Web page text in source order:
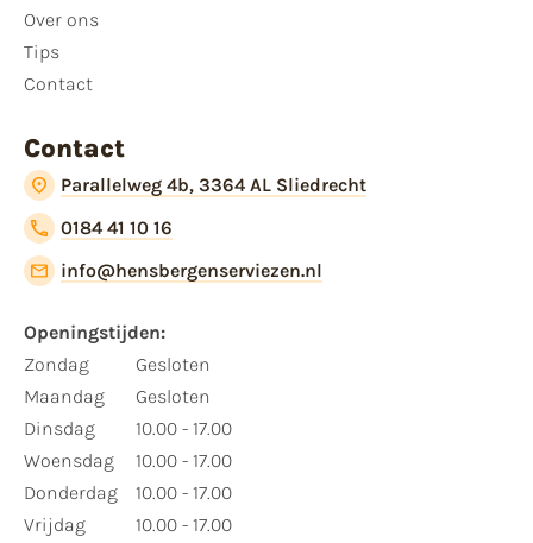
Over ons
Tips
Contact
Contact
Parallelweg 4b, 3364 AL Sliedrecht
0184 41 10 16
info@hensbergenserviezen.nl
Openingstijden:​
​Zondag
Maandag
Dinsdag
Woensdag
Donderdag
Vrijdag
Gesloten
Gesloten
10.00 - 17.00
10.00 - 17.00
10.00 - 17.00
10.00 - 17.00